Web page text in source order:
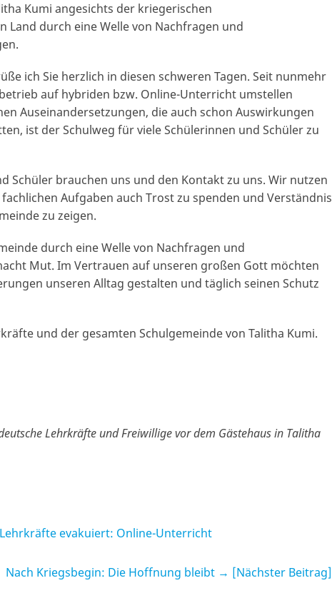
Kumi angesichts der kriegerischen
Land durch eine Welle von Nachfragen und
ich Sie herzlich in diesen schweren Tagen. Seit nunmehr
auf hybriden bzw. Online-Unterricht umstellen
Auseinandersetzungen, die auch schon Auswirkungen
ist der Schulweg für viele Schülerinnen und Schüler zu
Schüler brauchen uns und den Kontakt zu uns. Wir nutzen
Aufgaben auch Trost zu spenden und Verständnis
zu zeigen.
durch eine Welle von Nachfragen und
Mut. Im Vertrauen auf unseren großen Gott möchten
unseren Alltag gestalten und täglich seinen Schutz
und der gesamten Schulgemeinde von Talitha Kumi.
Lehrkräfte und Freiwillige vor dem Gästehaus in Talitha
evakuiert: Online-Unterricht
Nach Kriegsbegin: Die Hoffnung bleibt → [Nächster Beitrag]